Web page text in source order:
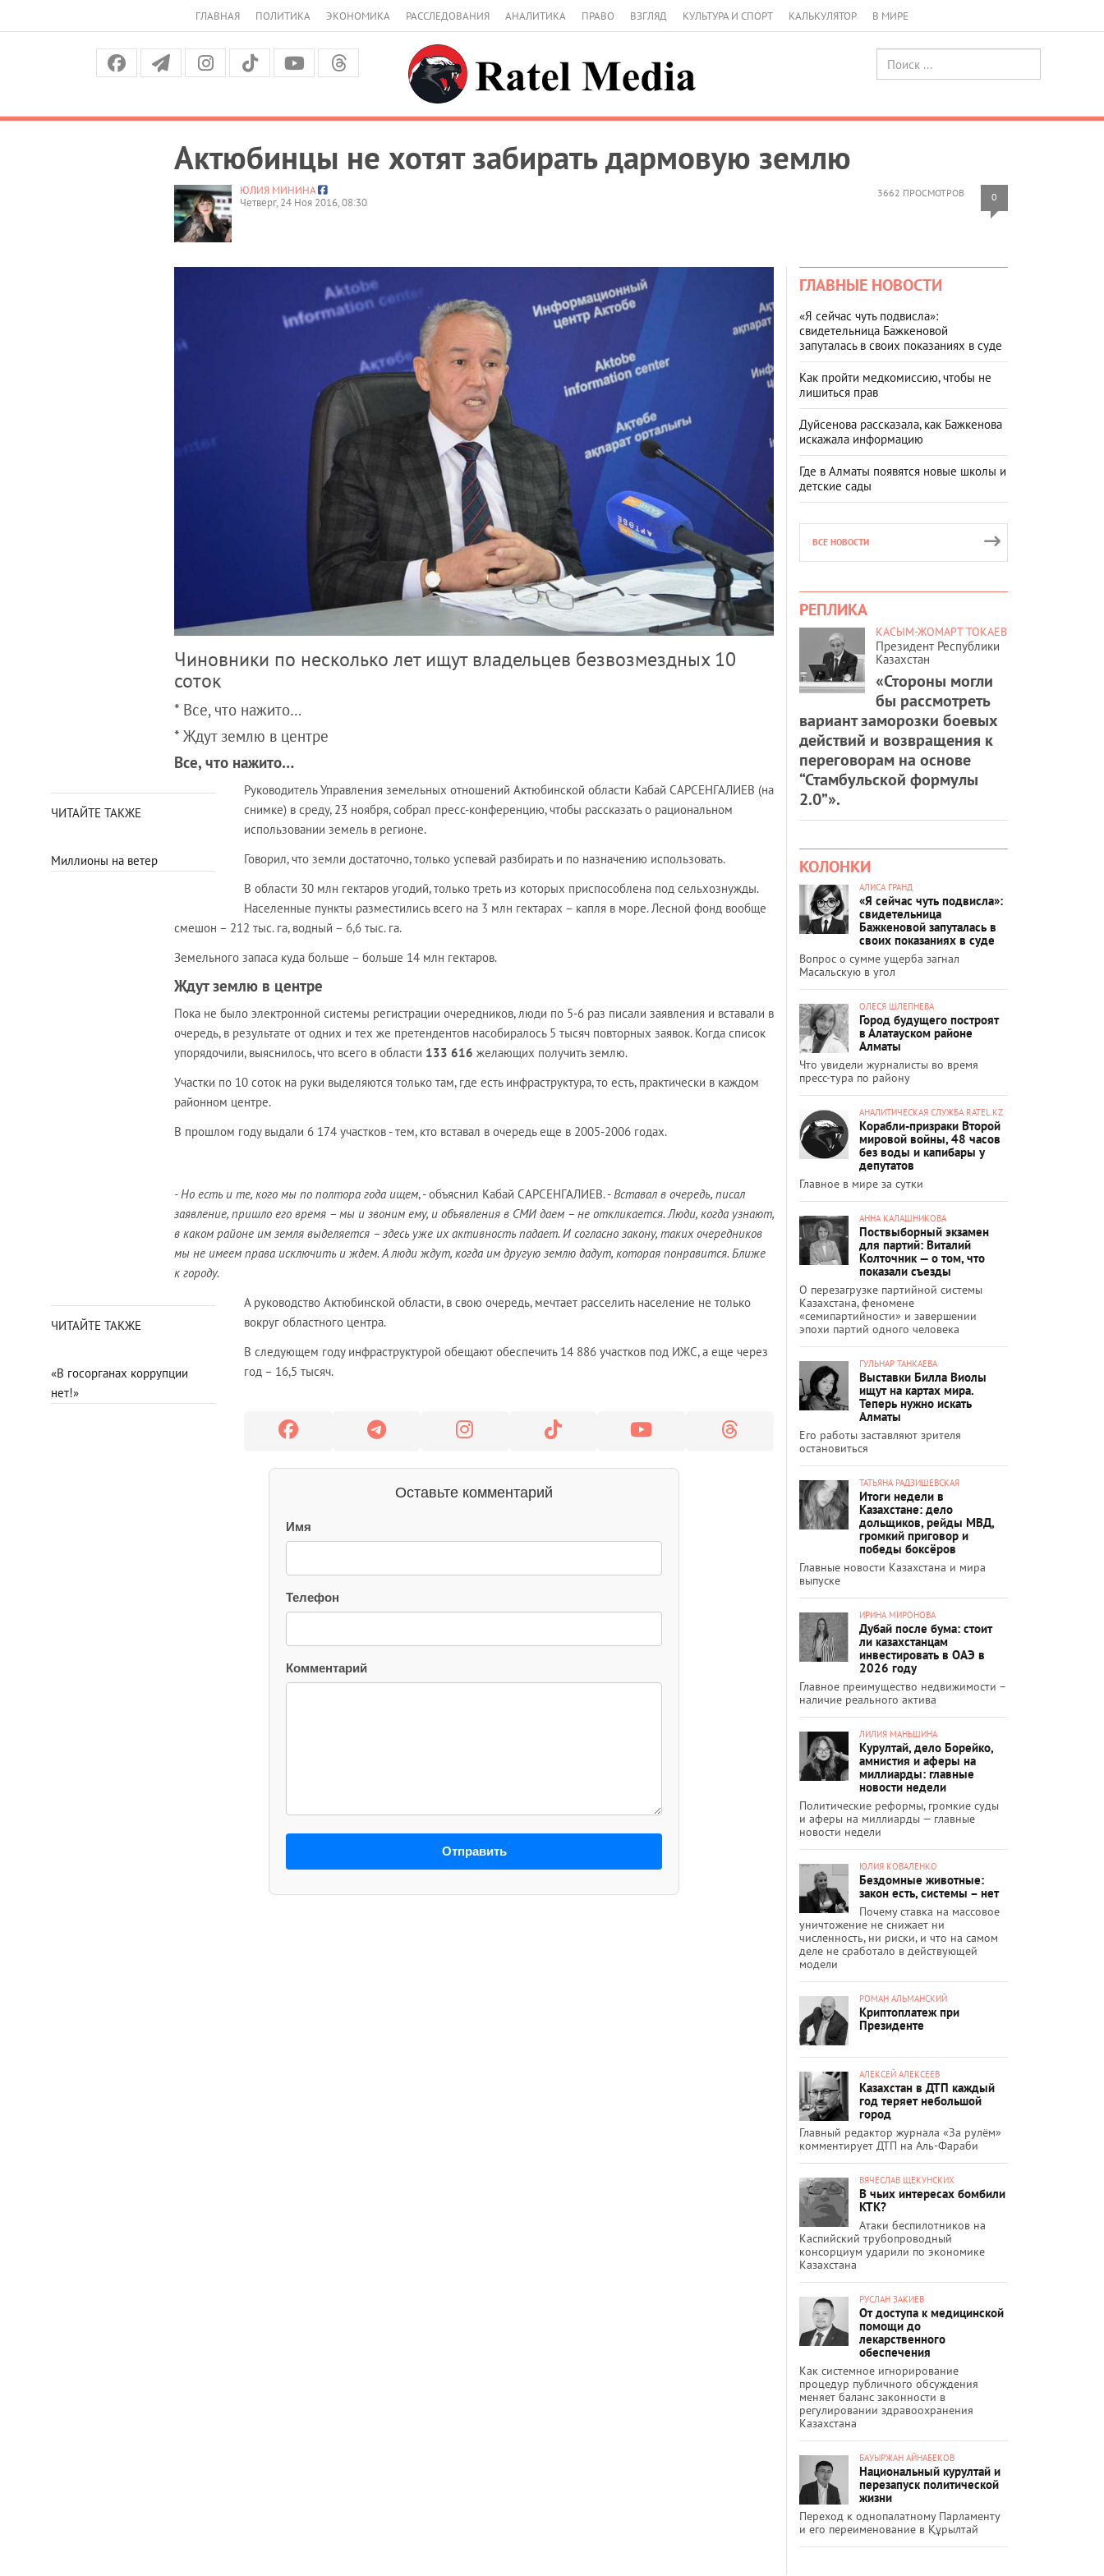
ГЛАВНАЯ ПОЛИТИКА ЭКОНОМИКА РАССЛЕДОВАНИЯ АНАЛИТИКА ПРАВО ВЗГЛЯД КУЛЬТУРА И СПОРТ КАЛЬКУЛЯТОР В МИРЕ
Актюбинцы не хотят забирать дармовую землю
3662 ПРОСМОТРОВ 0
ЮЛИЯ МИНИНА
Четверг, 24 Ноя 2016, 08:30
Чиновники по несколько лет ищут владельцев безвозмездных 10
соток
* Все, что нажито…
* Ждут землю в центре
Все, что нажито…
ЧИТАЙТЕ ТАКЖЕ
Миллионы на ветер
Руководитель Управления земельных отношений Актюбинской области Кабай САРСЕНГАЛИЕВ (на
снимке) в среду, 23 ноября, собрал пресс-конференцию, чтобы рассказать о рациональном
использовании земель в регионе.
Говорил, что земли достаточно, только успевай разбирать и по назначению использовать.
В области 30 млн гектаров угодий, только треть из которых приспособлена под сельхознужды.
Населенные пункты разместились всего на 3 млн гектарах – капля в море. Лесной фонд вообще
смешон – 212 тыс. га, водный – 6,6 тыс. га.
Земельного запаса куда больше – больше 14 млн гектаров.
Ждут землю в центре
Пока не было электронной системы регистрации очередников, люди по 5-6 раз писали заявления и вставали в
очередь, в результате от одних и тех же претендентов насобиралось 5 тысяч повторных заявок. Когда список
упорядочили, выяснилось, что всего в области 133 616 желающих получить землю.
Участки по 10 соток на руки выделяются только там, где есть инфраструктура, то есть, практически в каждом
районном центре.
В прошлом году выдали 6 174 участков - тем, кто вставал в очередь еще в 2005-2006 годах.
- Но есть и те, кого мы по полтора года ищем, - объяснил Кабай САРСЕНГАЛИЕВ. -Вставал в очередь, писал
заявление, пришло его время – мы и звоним ему, и объявления в СМИ даем – не откликается. Люди, когда узнают,
в каком районе им земля выделяется – здесь уже их активность падает. И согласно закону, таких очередников
мы не имеем права исключить и ждем. А люди ждут, когда им другую землю дадут, которая понравится. Ближе
к городу.
ЧИТАЙТЕ ТАКЖЕ
«В госорганах коррупции
нет!»
А руководство Актюбинской области, в свою очередь, мечтает расселить население не только
вокруг областного центра.
В следующем году инфраструктурой обещают обеспечить 14 886 участков под ИЖС, а еще через
год – 16,5 тысяч.
Оставьте комментарий
Имя
Телефон
Комментарий
Отправить
ГЛАВНЫЕ НОВОСТИ
«Я сейчас чуть подвисла»:
свидетельница Бажкеновой
запуталась в своих показаниях в суде
Как пройти медкомиссию, чтобы не
лишиться прав
Дуйсенова рассказала, как Бажкенова
искажала информацию
Где в Алматы появятся новые школы и
детские сады
ВСЕ НОВОСТИ
РЕПЛИКА
КАСЫМ-ЖОМАРТ ТОКАЕВ
Президент Республики
Казахстан
«Стороны могли
бы рассмотреть
вариант заморозки боевых
действий и возвращения к
переговорам на основе
“Стамбульской формулы
2.0”».
КОЛОНКИ
АЛИСА ГРАНД
«Я сейчас чуть подвисла»:
свидетельница
Бажкеновой запуталась в
своих показаниях в суде
Вопрос о сумме ущерба загнал
Масальскую в угол
ОЛЕСЯ ШЛЕПНЕВА
Город будущего построят
в Алатауском районе
Алматы
Что увидели журналисты во время
пресс-тура по району
АНАЛИТИЧЕСКАЯ СЛУЖБА RATEL.KZ
Корабли-призраки Второй
мировой войны, 48 часов
без воды и капибары у
депутатов
Главное в мире за сутки
АННА КАЛАШНИКОВА
Поствыборный экзамен
для партий: Виталий
Колточник — о том, что
показали съезды
О перезагрузке партийной системы
Казахстана, феномене
«семипартийности» и завершении
эпохи партий одного человека
ГУЛЬНАР ТАНКАЕВА
Выставки Билла Виолы
ищут на картах мира.
Теперь нужно искать
Алматы
Его работы заставляют зрителя
остановиться
ТАТЬЯНА РАДЗИШЕВСКАЯ
Итоги недели в
Казахстане: дело
дольщиков, рейды МВД,
громкий приговор и
победы боксёров
Главные новости Казахстана и мира
выпуске
ИРИНА МИРОНОВА
Дубай после бума: стоит
ли казахстанцам
инвестировать в ОАЭ в
2026 году
Главное преимущество недвижимости –
наличие реального актива
ЛИЛИЯ МАНЬШИНА
Курултай, дело Борейко,
амнистия и аферы на
миллиарды: главные
новости недели
Политические реформы, громкие суды
и аферы на миллиарды — главные
новости недели
ЮЛИЯ КОВАЛЕНКО
Бездомные животные:
закон есть, системы – нет
Почему ставка на массовое
уничтожение не снижает ни
численность, ни риски, и что на самом
деле не сработало в действующей
модели
РОМАН АЛЬМАНСКИЙ
Криптоплатеж при
Президенте
АЛЕКСЕЙ АЛЕКСЕЕВ
Казахстан в ДТП каждый
год теряет небольшой
город
Главный редактор журнала «За рулём»
комментирует ДТП на Аль-Фараби
ВЯЧЕСЛАВ ЩЕКУНСКИХ
В чьих интересах бомбили
КТК?
Атаки беспилотников на
Каспийский трубопроводный
консорциум ударили по экономике
Казахстана
РУСЛАН ЗАКИЕВ
От доступа к медицинской
помощи до
лекарственного
обеспечения
Как системное игнорирование
процедур публичного обсуждения
меняет баланс законности в
регулировании здравоохранения
Казахстана
БАУЫРЖАН АЙНАБЕКОВ
Национальный курултай и
перезапуск политической
жизни
Переход к однопалатному Парламенту
и его переименование в Құрылтай